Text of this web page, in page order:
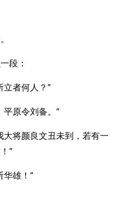
段：
立者何人？”
平原令刘备。”
大将颜良文丑未到，若有一
”
华雄！”